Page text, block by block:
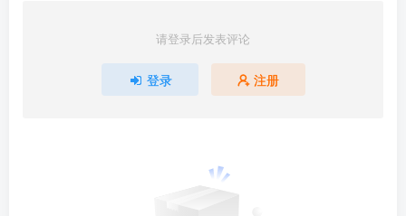
请登录后发表评论
登录 注册